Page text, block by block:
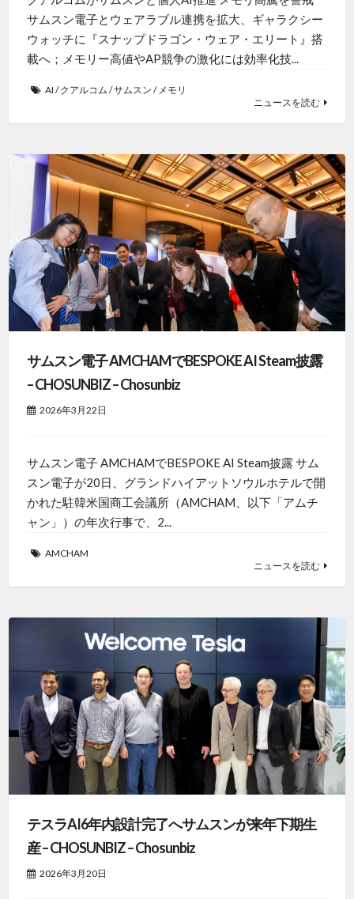
サムスン電子とウェアラブル連携を拡大、ギャラクシー
ウォッチに『スナップドラゴン・ウェア・エリート』搭
載へ；メモリー高値やAP競争の激化には効率化技...
AI /クアルコム /サムスン / メモリ
ニュースを読む
サムスン電子 AMCHAMでBESPOKE AI Steam披露
– CHOSUNBIZ – Chosunbiz
2026年3月22日
サムスン電子 AMCHAMでBESPOKE AI Steam披露 サム
スン電子が20日、グランドハイアットソウルホテルで開
かれた駐韓米国商工会議所（AMCHAM、以下「アムチ
ャン」）の年次行事で、2...
AMCHAM
ニュースを読む
テスラAI6年内設計完了へサムスンが来年下期生
産 – CHOSUNBIZ – Chosunbiz
2026年3月20日